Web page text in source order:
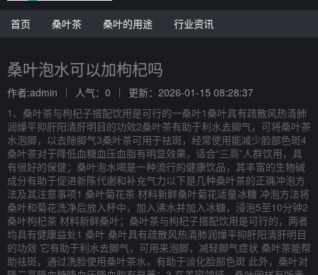
首页 桑叶茶 桑叶的用途 行业资讯
桑叶泡水可以加枸杞吗
作者:admin 人气：0
更新：2026-01-15 08:28:37
1、桑叶茶与枸杞子搭配饮用是可行的一桑叶1桑叶具有疏散风热清肺
润燥平抑肝阳清肝明目的功效2桑叶茶有助于利水去脚气，可将桑叶茶
水泡脚，以去除脚气3桑叶茶可用于祛斑，经常使用能减少脸部色斑4
桑叶茶对于降低血糖血压血脂有明显效果，适合“三高”人群饮用，具
有很好的保健；桑叶泡水喝是一种流行的健康饮品，其丰富的生物碱
成分有助于促进新陈代谢和补充气力以下是几种桑叶茶的正确冲泡方
法及其注意事项1 桑叶菊花茶 材料新鲜桑叶菊花适量冰糖 冲泡方法将
桑叶和菊花洗净后放入杯中，加入沸水并加入冰糖，浸泡5至10分钟2
桑叶枸杞茶 材料新鲜桑叶；桑叶茶与枸杞子搭配饮用是可行的，两者
均具有健康益处1 桑叶 桑叶具有疏散风热清肺润燥平抑肝阳清肝明目
的功效 它有助于利水去脚气，可用来泡脚，减轻脚气症状 桑叶茶能帮
助祛斑，通过洗脸使用桑叶茶水，有助于淡化脸部色斑 此外，桑叶对